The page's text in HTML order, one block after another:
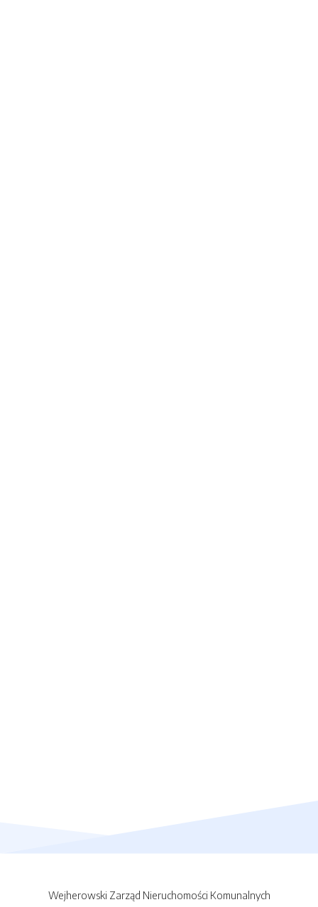
Wejherowski Zarząd Nieruchomości Komunalnych